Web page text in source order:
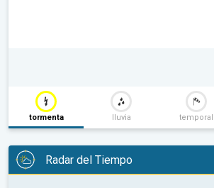
tormenta lluvia temporal
Radar del Tiempo